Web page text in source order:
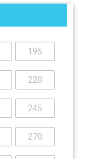
195
220
245
270